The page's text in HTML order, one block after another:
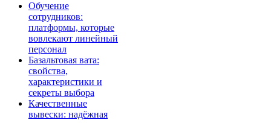
Обучение
сотрудников:
платформы, которые
вовлекают линейный
персонал
Базальтовая вата:
свойства,
характеристики и
секреты выбора
Качественные
вывески: надёжная